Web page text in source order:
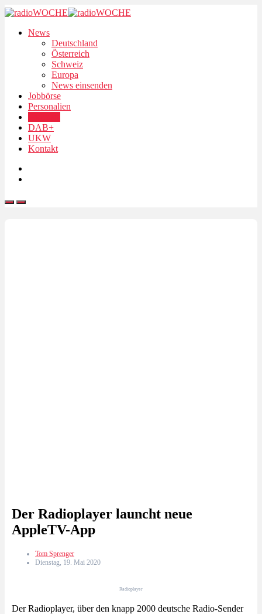
News
Deutschland
Österreich
Schweiz
Europa
News einsenden
Jobbörse
Personalien
DAB+
UKW
Kontakt
Der Radioplayer launcht neue
AppleTV-App
Tom Sprenger
Dienstag, 19. Mai 2020
Radioplayer
Der Radioplayer, über den knapp 2000 deutsche Radio-Sender